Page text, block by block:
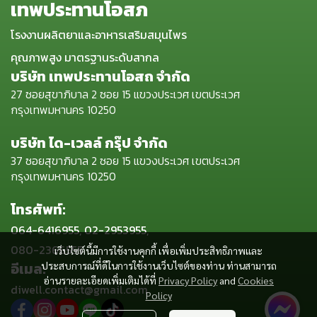
เว็บไซต์นี้มีการใช้งานคุกกี้ เพื่อเพิ่มประสิทธิภาพและ
ประสบการณ์ที่ดีในการใช้งานเว็บไซต์ของท่าน ท่านสามารถ
อ่านรายละเอียดเพิ่มเติมได้ที่ Privacy Policy and Cookies
Policy
เทพประทานโอสภ
โรงงานผลิตยาและอาหารเสริมสมุนไพร
คุณภาพสูง มาตรฐานระดับสากล
บริษัท เทพประทานโอสถ จำกัด
27 ซอยสุขาภิบาล 2 ซอย 15 แขวงประเวศ เขตประเวศ
กรุงเทพมหานคร 10250
บริษัท ได-เวลล์ กรุ๊ป จำกัด
37 ซอยสุขาภิบาล 2 ซอย 15 แขวงประเวศ เขตประเวศ
กรุงเทพมหานคร 10250
โทรศัพท์:
064-6416955, 02-2953955,
080-2366555
อีเมล:
diwell.contact@gmail.com